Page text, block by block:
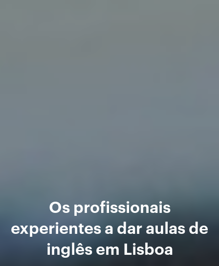
Os profissionais
experientes a dar aulas de
inglês em Lisboa